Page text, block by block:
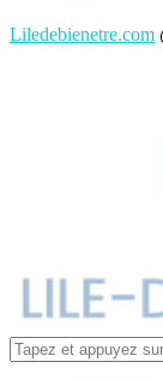
Liledebienetre.com